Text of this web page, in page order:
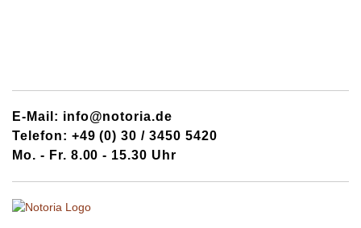
E-Mail: info@notoria.de
Telefon: +49 (0) 30 / 3450 5420
Mo. - Fr. 8.00 - 15.30 Uhr